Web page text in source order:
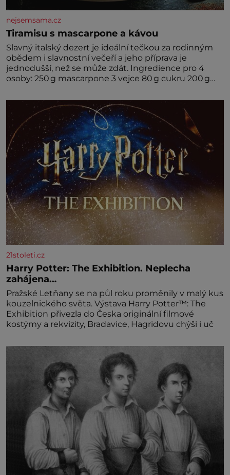
nejsemsama.cz
Tiramisu s mascarpone a kávou
Slavný italský dezert je ideální tečkou za rodinným
obědem i slavnostní večeří a jeho příprava je
jednodušší, než se může zdát. Ingredience pro 4
osoby: 250 g mascarpone 3 vejce 80 g cukru 200 g
amaretta kakao na posypání Postup: Oddělte
žloutky od bílků. Žloutky vyšlehejte s cukrem do
světlé pěny a postupně do nich vmíchejte
mascarpone, aby vznikl hladký
21stoleti.cz
Harry Potter: The Exhibition. Neplecha
zahájena…
Pražské Letňany se na půl roku proměnily v malý kus
kouzelnického světa. Výstava Harry Potter™: The
Exhibition přivezla do Česka originální filmové
kostýmy a rekvizity, Bradavice, Hagridovu chýši i uč